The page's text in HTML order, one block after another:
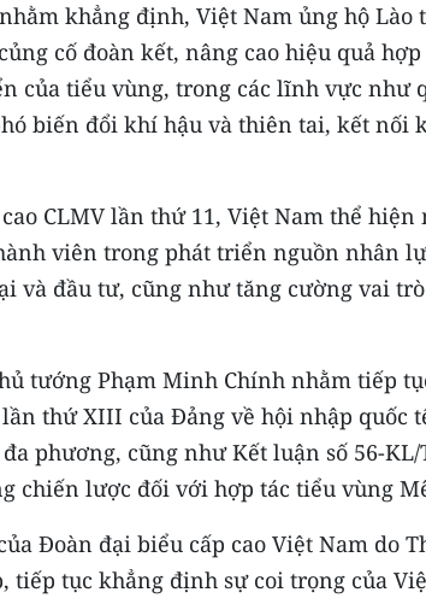
khẳng định, Việt Nam ủng hộ
cố đoàn kết, nâng cao hiệu quả
của tiểu vùng, trong các lĩnh vực
biến đổi khí hậu và thiên tai, kết nối
CLMV lần thứ 11, Việt Nam thể
viên trong phát triển nguồn nhân
và đầu tư, cũng như tăng cường vai
tướng Phạm Minh Chính nhằm tiếp
thứ XIII của Đảng về hội nhập quốc
phương, cũng như Kết luận số 56-KL/
chiến lược đối với hợp tác tiểu vùng
Đoàn đại biểu cấp cao Việt Nam do
tiếp tục khẳng định sự coi trọng của